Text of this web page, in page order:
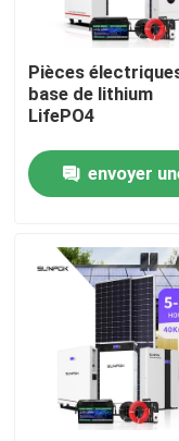
À la maison
Vidéos
À propos de
Visite de l'usine
Pièces
base de lithium
LifePO4
envoyer